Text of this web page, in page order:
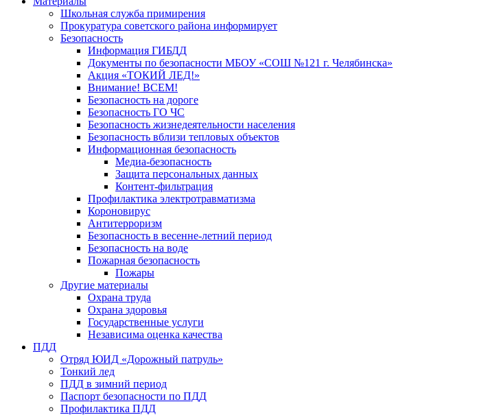
Школьная служба примирения
Прокуратура советского района информирует
Безопасность
Информация ГИБДД
Документы по безопасности МБОУ «СОШ №121 г. Челябинска»
Акция «ТОКИЙ ЛЕД!»
Внимание! ВСЕМ!
Безопасность на дороге
Безопасность ГО ЧС
Безопасность жизнедеятельности населения
Безопасность вблизи тепловых объектов
Информационная безопасность
Медиа-безопасность
Защита персональных данных
Контент-фильтрация
Профилактика электротравматизма
Короновирус
Антитерроризм
Безопасность в весенне-летний период
Безопасность на воде
Пожарная безопасность
Пожары
Другие материалы
Охрана труда
Охрана здоровья
Государственные услуги
Независима оценка качества
ПДД
Отряд ЮИД «Дорожный патруль»
Тонкий лед
ПДД в зимний период
Паспорт безопасности по ПДД
Профилактика ПДД